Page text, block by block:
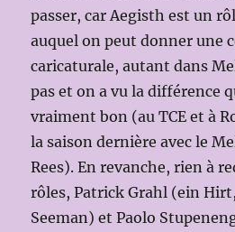
passer, car Aegisth est un
auquel on peut donner une
caricaturale, autant dans
pas et on a vu la différence
vraiment bon (au TCE et à
la saison dernière avec le
Rees). En revanche, rien à
rôles, Patrick Grahl (ein
Seeman) et Paolo